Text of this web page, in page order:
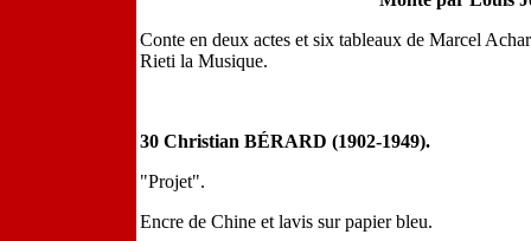
Conte en deux actes et six tableaux de Marcel
Rieti la Musique.
30 Christian BÉRARD (1902-1949).
"Projet".
Encre de Chine et lavis sur papier bleu.